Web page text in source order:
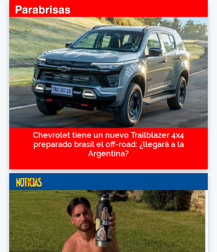
Chevrolet tiene un nuevo Trailblazer 4x4
preparado brasil el off-road: ¿llegará a la
Argentina?